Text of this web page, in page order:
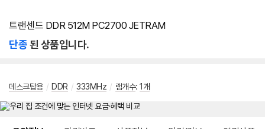
트랜센드 DDR 512M PC2700 JETRAM
단종된 상품입니다.
데스크탑용 / DDR / 333MHz / 램개수: 1개